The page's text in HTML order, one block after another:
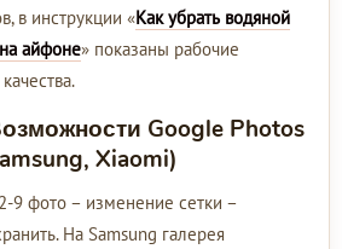
в инструкции «Как убрать водяной
айфоне» показаны рабочие
Google Photos
Xiaomi)
9 фото – изменение сетки –
На Samsung галерея